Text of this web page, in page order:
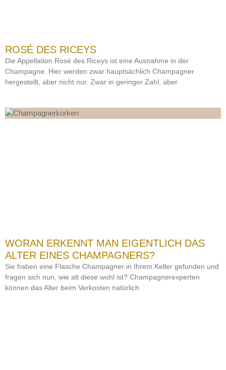
ROSÉ DES RICEYS
Die Appellation Rosé des Riceys ist eine Ausnahme in der
Champagne. Hier werden zwar hauptsächlich Champagner
hergestellt, aber nicht nur. Zwar in geringer Zahl, aber
WORAN ERKENNT MAN EIGENTLICH DAS
ALTER EINES CHAMPAGNERS?
Sie haben eine Flasche Champagner in Ihrem Keller gefunden und
fragen sich nun, wie alt diese wohl ist? Champagnerexperten
können das Alter beim Verkosten natürlich